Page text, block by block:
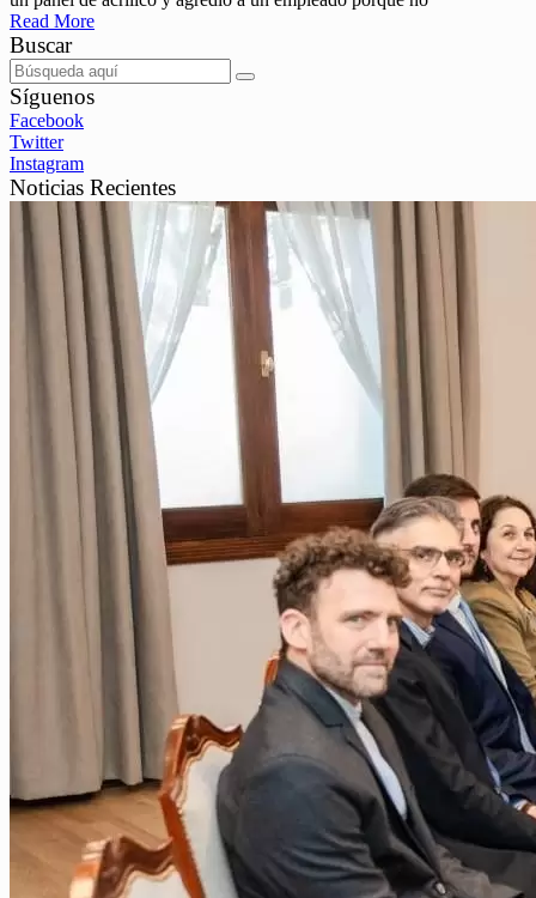
Read More
Buscar
Síguenos
Facebook
Twitter
Instagram
Noticias Recientes